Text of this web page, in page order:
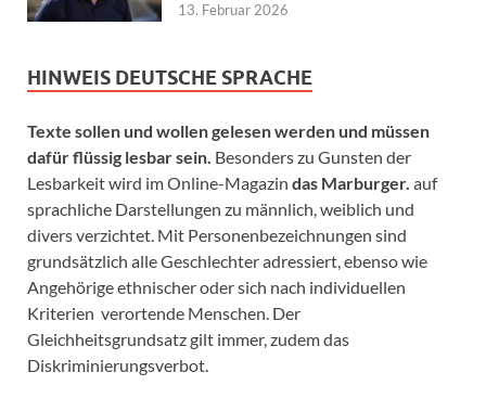
13. Februar 2026
HINWEIS DEUTSCHE SPRACHE
Texte sollen und wollen gelesen werden und müssen
dafür flüssig lesbar sein. Besonders zu Gunsten der
Lesbarkeit wird im Online-Magazin das Marburger. auf
sprachliche Darstellungen zu männlich, weiblich und
divers verzichtet. Mit Personenbezeichnungen sind
grundsätzlich alle Geschlechter adressiert, ebenso wie
Angehörige ethnischer oder sich nach individuellen
Kriterien verortende Menschen. Der
Gleichheitsgrundsatz gilt immer, zudem das
Diskriminierungsverbot.